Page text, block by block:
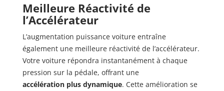
Meilleure Réactivité de
l’Accélérateur
L’augmentation puissance voiture entraîne
également une meilleure réactivité de l’accélérateur.
Votre voiture répondra instantanément à chaque
pression sur la pédale, offrant une
accélération plus dynamique. Cette amélioration se